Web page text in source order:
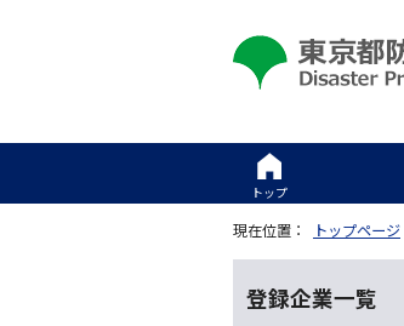
トップ
現在位置： トップページ
登録企業一覧